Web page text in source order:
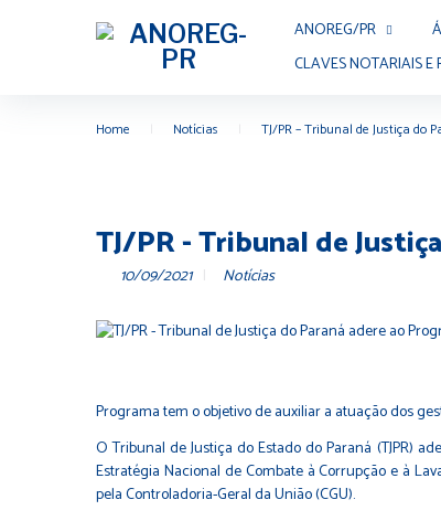
ANOREG/PR
CLAVES NOTARIAIS E
Home Notícias TJ/PR – Tribunal de Justiça do
TJ/PR - Tribunal de
10/09/2021 Notícias
Programa tem o objetivo de auxiliar a atuação dos
O Tribunal de Justiça do Estado do Paraná (TJPR)
Estratégia Nacional de Combate à Corrupção e à
pela Controladoria-Geral da União (CGU).